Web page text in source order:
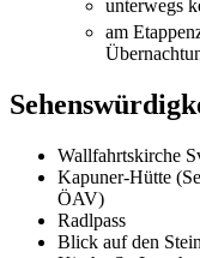
unterwegs
am
Wallfahrtskirche
Kapuner-Hütte
ÖAV)
Radlpass
Blick auf den